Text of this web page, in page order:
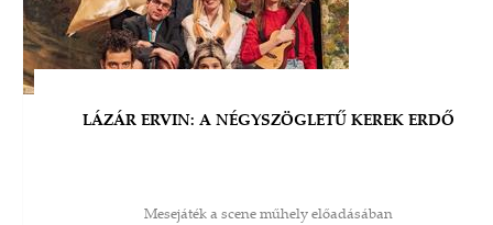
LÁZÁR ERVIN: A NÉGYSZÖGLETŰ KEREK ERDŐ
Mesejáték a scene műhely előadásában